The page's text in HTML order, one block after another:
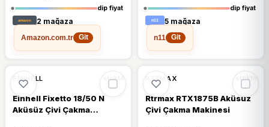
dip fiyat
2 mağaza
Amazon.com.tr
Git
dip fiyat
5 mağaza
n11
Git
%26 %26 DÜŞTÜ
EINHELL stokta
Einhell Fixetto 18/50 N
Aküsüz Çivi Çakma
%21 %21 DÜŞTÜ
RTRMAX stokta
Rtrmax RTX1875B Aküsüz
Çivi Çakma Makinesi